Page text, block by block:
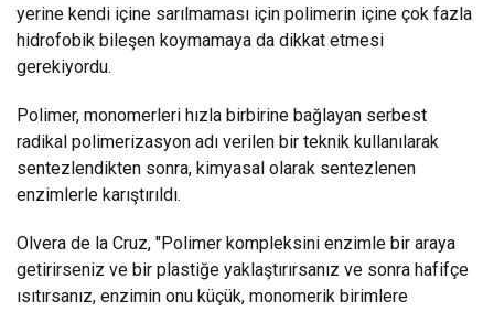
yerine kendi içine sarılmaması için polimerin içine çok fazla
hidrofobik bileşen koymamaya da dikkat etmesi
gerekiyordu.
Polimer, monomerleri hızla birbirine bağlayan serbest
radikal polimerizasyon adı verilen bir teknik kullanılarak
sentezlendikten sonra, kimyasal olarak sentezlenen
enzimlerle karıştırıldı.
Olvera de la Cruz, "Polimer kompleksini enzimle bir araya
getirirseniz ve bir plastiğe yaklaştırırsanız ve sonra hafifçe
ısıtırsanız, enzimin onu küçük, monomerik birimlere